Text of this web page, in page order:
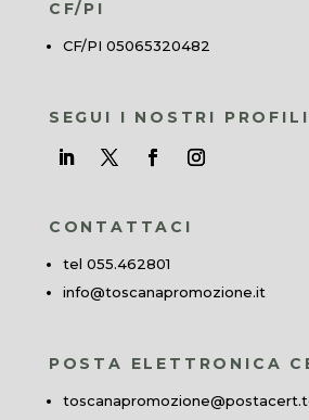
CF/PI
CF/PI 05065320482
SEGUI I NOSTRI
CONTATTACI
tel 055.462801
info@toscanapromozione.it
POSTA ELETTRONICA